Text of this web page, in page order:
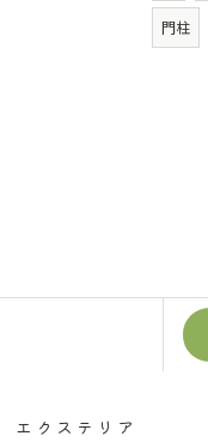
門柱
エクステリア